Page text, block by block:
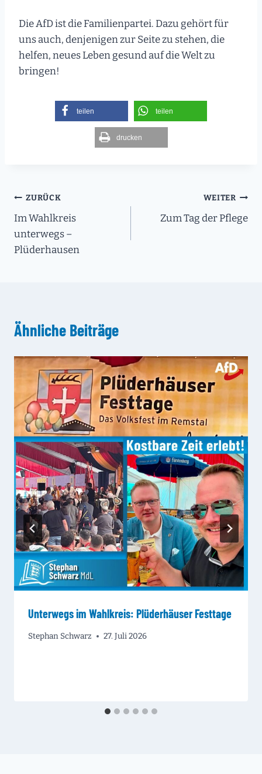
Die AfD ist die Familienpartei. Dazu gehört für
uns auch, denjenigen zur Seite zu stehen, die
helfen, neues Leben gesund auf die Welt zu
bringen!
teilen teilen
drucken
Beitragsnavigation
ZURÜCK
Im Wahlkreis
unterwegs –
Plüderhausen
WEITER
Zum Tag der Pflege
Ähnliche Beiträge
Unterwegs im Wahlkreis: Plüderhäuser Festtage
Stephan Schwarz 27. Juli 2026